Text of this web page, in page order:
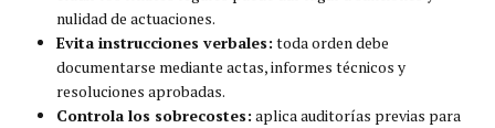
nulidad de actuaciones.
Evita instrucciones verbales: toda orden debe
documentarse mediante actas, informes técnicos y
resoluciones aprobadas.
Controla los sobrecostes: aplica auditorías previas para